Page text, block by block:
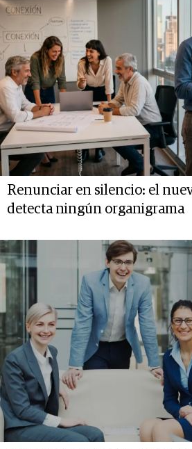
Renunciar en silencio: el
detecta ningún organigrama